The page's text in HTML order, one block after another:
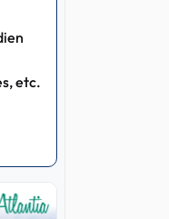
etc.